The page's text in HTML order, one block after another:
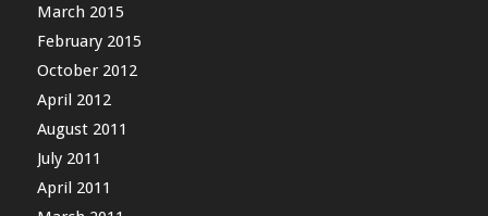
March 2015
February 2015
October 2012
April 2012
August 2011
July 2011
April 2011